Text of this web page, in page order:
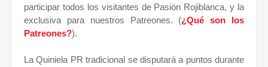
participar todos los visitantes de Pasión Rojiblanca, y la
exclusiva para nuestros Patreones. (¿Qué son los
Patreones?).
La Quiniela PR tradicional se disputará a puntos durante